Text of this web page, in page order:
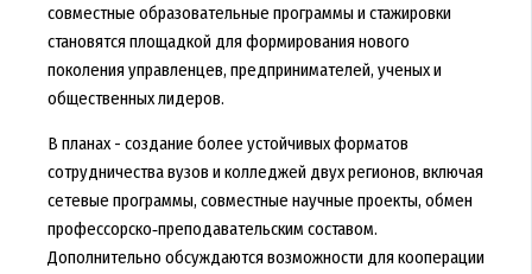
совместные образовательные программы и стажировки
становятся площадкой для формирования нового
поколения управленцев, предпринимателей, ученых и
общественных лидеров.
В планах - создание более устойчивых форматов
сотрудничества вузов и колледжей двух регионов, включая
сетевые программы, совместные научные проекты, обмен
профессорско‑преподавательским составом.
Дополнительно обсуждаются возможности для кооперации